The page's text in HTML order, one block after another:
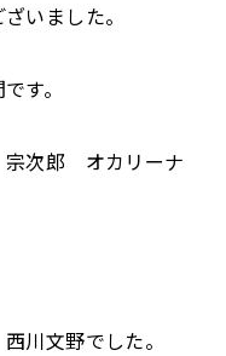
いました。
す。
次郎 オカリーナ
川文野でした。